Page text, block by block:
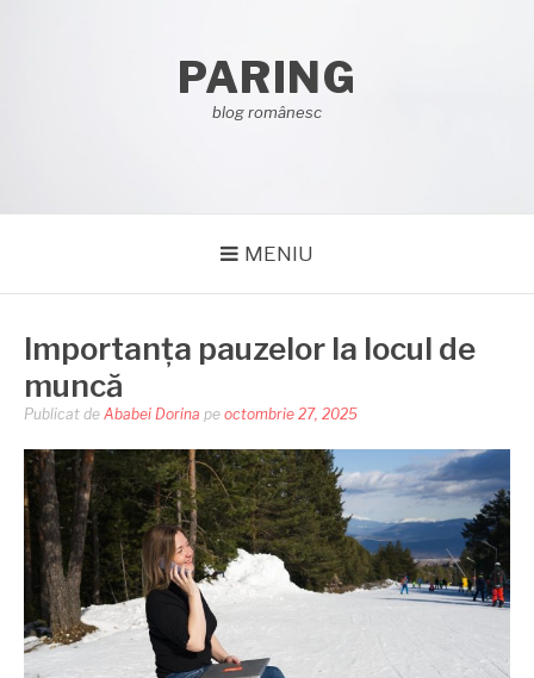
PARING
blog românesc
MENIU
Importanța pauzelor la locul de
muncă
Publicat de Ababei Dorina pe octombrie 27, 2025